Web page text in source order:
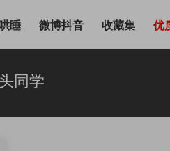
睡 微博抖音 收藏集 优
同学